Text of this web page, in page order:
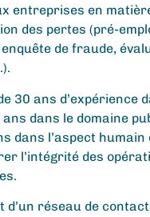
entreprises en
des pertes (pré-
de fraude,
30 ans d’expérience
dans le domaine
dans l’aspect
l’intégrité des
d’un réseau de